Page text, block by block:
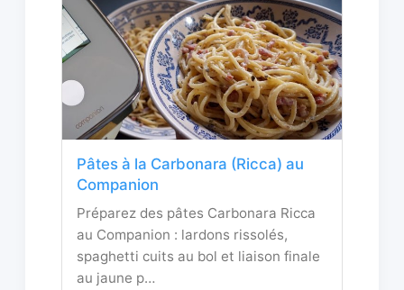
Pâtes à la Carbonara (Ricca) au
Companion
Préparez des pâtes Carbonara Ricca
au Companion : lardons rissolés,
spaghetti cuits au bol et liaison finale
au jaune p…